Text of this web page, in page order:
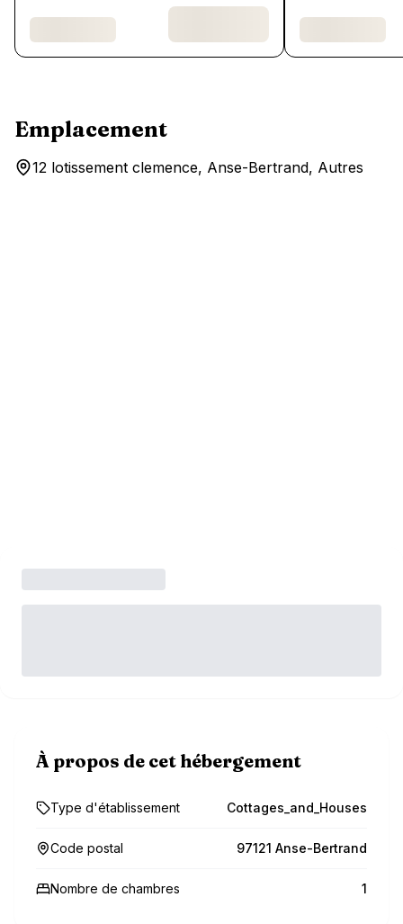
Emplacement
12 lotissement clemence, Anse-Bertrand, Autres
À propos de cet hébergement
Type d'établissement Cottages_and_Houses
Code postal 97121 Anse-Bertrand
Nombre de chambres 1